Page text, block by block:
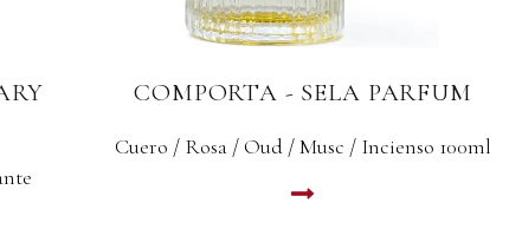
COMPORTA - WILL
Una calurosa bienvenida a la Nouvelle Parfumerie.